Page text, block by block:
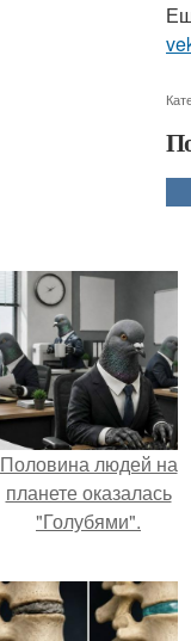
Половина людей на
планете оказалась
"Голубями".